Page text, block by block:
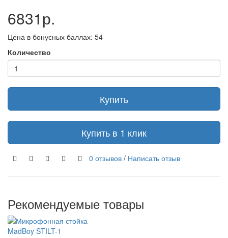
6831р.
Цена в бонусных баллах: 54
Количество
Купить
Купить в 1 клик
0 отзывов / Написать отзыв
Рекомендуемые товары